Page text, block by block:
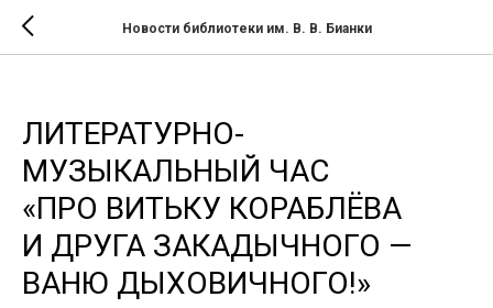
Новости библиотеки им. В. В. Бианки
ЛИТЕРАТУРНО-
МУЗЫКАЛЬНЫЙ ЧАС
«ПРО ВИТЬКУ КОРАБЛЁВА
И ДРУГА ЗАКАДЫЧНОГО —
ВАНЮ ДЫХОВИЧНОГО!»